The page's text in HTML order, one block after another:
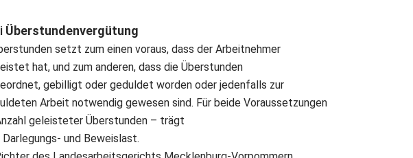
Überstundenvergütung
setzt zum einen voraus, dass der Arbeitnehmer
hat, und zum anderen, dass die Überstunden
gebilligt oder geduldet worden oder jedenfalls zur
Arbeit notwendig gewesen sind. Für beide Voraussetzungen
geleisteter Überstunden – trägt
und Beweislast.